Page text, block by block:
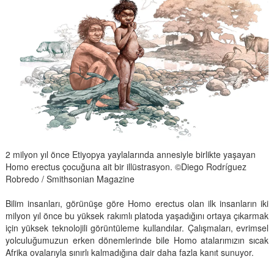
2 milyon yıl önce Etiyopya yaylalarında annesiyle birlikte yaşayan
Homo erectus çocuğuna ait bir illüstrasyon. ©Diego Rodríguez
Robredo / Smithsonian Magazine
Bilim insanları, görünüşe göre Homo erectus olan ilk insanların iki
milyon yıl önce bu yüksek rakımlı platoda yaşadığını ortaya çıkarmak
için yüksek teknolojili görüntüleme kullandılar. Çalışmaları, evrimsel
yolculuğumuzun erken dönemlerinde bile Homo atalarımızın sıcak
Afrika ovalarıyla sınırlı kalmadığına dair daha fazla kanıt sunuyor.